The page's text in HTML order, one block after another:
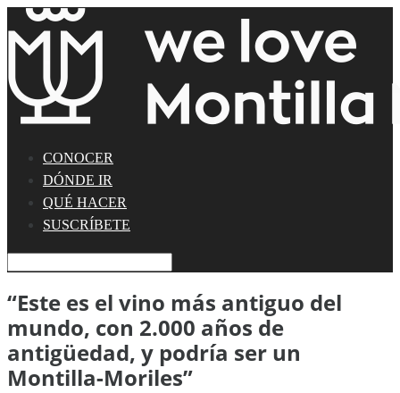
CONOCER
DÓNDE IR
QUÉ HACER
SUSCRÍBETE
“Este es el vino más antiguo del
mundo, con 2.000 años de
antigüedad, y podría ser un
Montilla-Moriles”